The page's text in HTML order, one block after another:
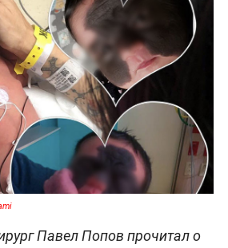
Павел Попов прочитал о